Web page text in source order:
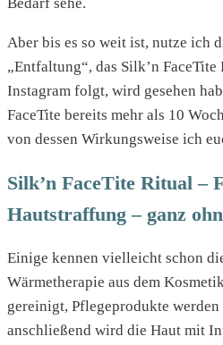
Aber bis es so weit ist, nutze ich
„Entfaltung“, das Silk’n
Instagram folgt, wird gesehen
FaceTite bereits mehr als 10
von dessen Wirkungsweise ich
Silk’n FaceTite Ritual –
Hautstraffung – ganz
Einige kennen vielleicht schon
Wärmetherapie aus dem
gereinigt, Pflegeprodukte
anschließend wird die Haut mit